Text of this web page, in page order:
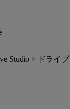
Studio × ドライブ